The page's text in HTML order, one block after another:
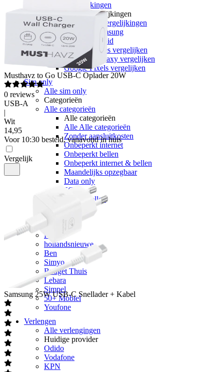
Toestelvergelijkingen
Toestelvergelijkingen
Alle Toestelvergelijkingen
Apple vs Samsung
iOS vs Android
Apple iPhones vergelijken
Samsung Galaxy vergelijken
Google Pixels vergelijken
Sim only
Alle sim only
Categorieën
Alle categorieën
Alle categorieën
Alle Alle categorieën
Zonder aansluitkosten
Onbeperkt internet
Onbeperkt bellen
Onbeperkt internet & bellen
Maandelijks opzegbaar
Data only
5G
Alleen bellen
Odido
Vodafone
KPN
hollandsnieuwe
Ben
Simyo
Budget Thuis
Lebara
Simpel
50+ Mobiel
Youfone
Verlengen
Alle verlengingen
Huidige provider
Odido
Vodafone
KPN
Musthavz to Go USB-C Oplader 20W
0 reviews
USB-A
|
Wit
14,95
Voor 10:30 besteld, vanavond in huis
Vergelijk
Samsung 25W USB-C Snellader + Kabel